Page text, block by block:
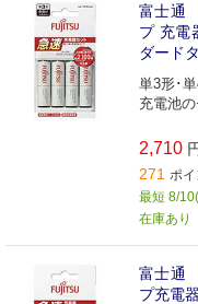
富士通
プ 充電
ダード
単3形･
充電池
2,710
271 ポ
最短 8/
在庫あり
富士通
プ充電